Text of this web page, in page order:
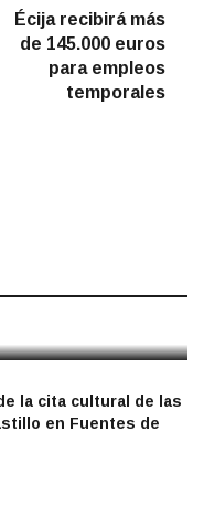
Écija recibirá más
de 145.000 euros
para empleos
temporales
a construir un
la cita cultural de las
en Fuentes de